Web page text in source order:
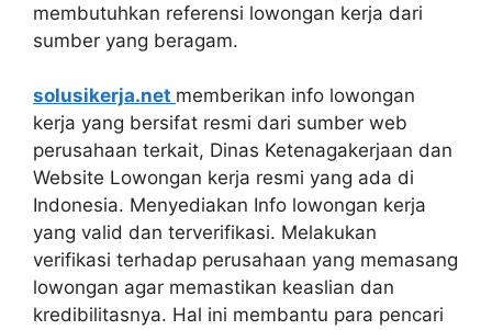
membutuhkan referensi lowongan kerja dari
sumber yang beragam.
solusikerja.net memberikan info lowongan
kerja yang bersifat resmi dari sumber web
perusahaan terkait, Dinas Ketenagakerjaan dan
Website Lowongan kerja resmi yang ada di
Indonesia. Menyediakan Info lowongan kerja
yang valid dan terverifikasi. Melakukan
verifikasi terhadap perusahaan yang memasang
lowongan agar memastikan keaslian dan
kredibilitasnya. Hal ini membantu para pencari